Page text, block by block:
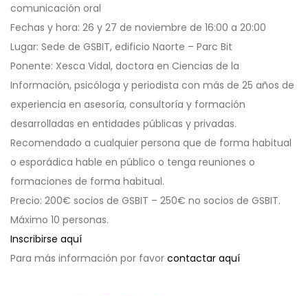
comunicación oral
Fechas y hora: 26 y 27 de noviembre de 16:00 a 20:00
Lugar: Sede de GSBIT, edificio Naorte – Parc Bit
Ponente: Xesca Vidal, doctora en Ciencias de la
Información, psicóloga y periodista con más de 25 años de
experiencia en asesoría, consultoría y formación
desarrolladas en entidades públicas y privadas.
Recomendado a cualquier persona que de forma habitual
o esporádica hable en público o tenga reuniones o
formaciones de forma habitual.
Precio: 200€ socios de GSBIT – 250€ no socios de GSBIT.
Máximo 10 personas.
Inscribirse aquí
Para más información por favor contactar aquí